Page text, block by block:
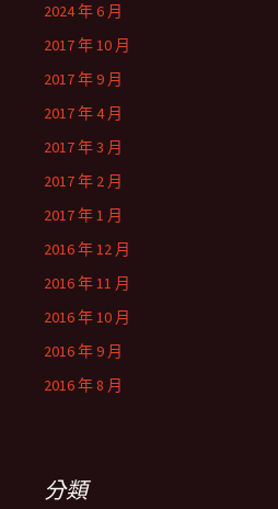
2024 年 6 月
2017 年 10 月
2017 年 9 月
2017 年 4 月
2017 年 3 月
2017 年 2 月
2017 年 1 月
2016 年 12 月
2016 年 11 月
2016 年 10 月
2016 年 9 月
2016 年 8 月
分類